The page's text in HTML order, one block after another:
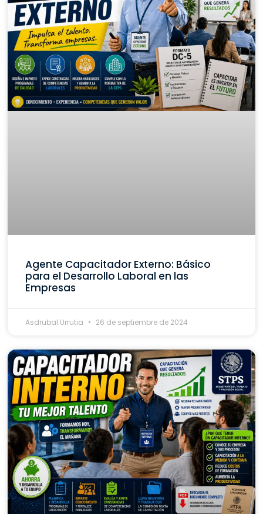
Agente Capacitador Externo: Básico
para el Desarrollo Laboral en las
Empresas
Asdrubal Urrutia 26 de septiembre de 2024